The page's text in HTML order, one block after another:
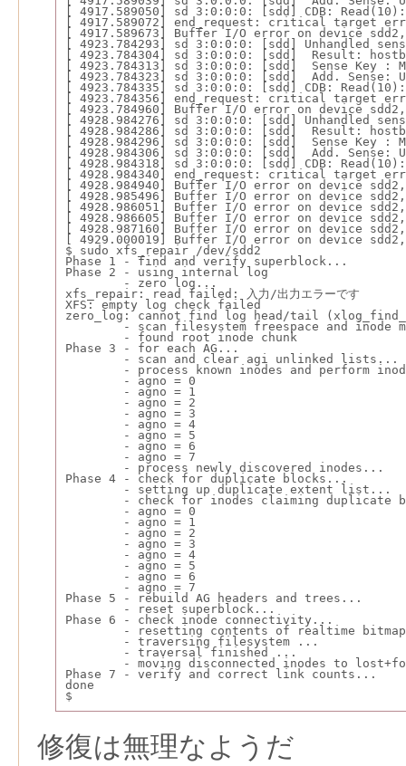
[ 4917.589050] sd 3:0:0:0: [sdd] CDB:
[ 4917.589072] end_request: critical target
[ 4917.589673] Buffer I/O error on device
[ 4923.784293] sd 3:0:0:0: [sdd] Unhandled
[ 4923.784304] sd 3:0:0:0: [sdd]  Result:
[ 4923.784313] sd 3:0:0:0: [sdd]  Sense Key :
[ 4923.784323] sd 3:0:0:0: [sdd]  Add. Sense:
[ 4923.784335] sd 3:0:0:0: [sdd] CDB:
[ 4923.784356] end_request: critical target
[ 4923.784960] Buffer I/O error on device
[ 4928.984276] sd 3:0:0:0: [sdd] Unhandled
[ 4928.984286] sd 3:0:0:0: [sdd]  Result:
[ 4928.984296] sd 3:0:0:0: [sdd]  Sense Key :
[ 4928.984306] sd 3:0:0:0: [sdd]  Add. Sense:
[ 4928.984318] sd 3:0:0:0: [sdd] CDB:
[ 4928.984340] end_request: critical target
[ 4928.984940] Buffer I/O error on device
[ 4928.985496] Buffer I/O error on device
[ 4928.986051] Buffer I/O error on device
[ 4928.986605] Buffer I/O error on device
[ 4928.987160] Buffer I/O error on device
[ 4929.000019] Buffer I/O error on device
$ sudo xfs_repair /dev/sdd2
Phase 1 - find and verify superblock...
Phase 2 - using internal log
- zero log...
xfs_repair: read failed: 入力/出力エラーです
XFS: empty log check failed
zero_log: cannot find log head/tail
- scan filesystem freespace and inode
- found root inode chunk
Phase 3 - for each AG...
- scan and clear agi unlinked lists...
- process known inodes and perform
- agno = 0
- agno = 1
- agno = 2
- agno = 3
- agno = 4
- agno = 5
- agno = 6
- agno = 7
- process newly discovered inodes...
Phase 4 - check for duplicate blocks...
- setting up duplicate extent list...
- check for inodes claiming duplicate
- agno = 0
- agno = 1
- agno = 2
- agno = 3
- agno = 4
- agno = 5
- agno = 6
- agno = 7
Phase 5 - rebuild AG headers and trees...
- reset superblock...
Phase 6 - check inode connectivity...
- resetting contents of realtime bitmap
- traversing filesystem ...
- traversal finished ...
- moving disconnected inodes to
Phase 7 - verify and correct link counts...
done
$
修復は無理なようだ